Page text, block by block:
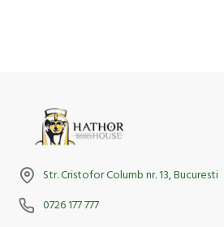
Str. Cristofor Columb nr. 13, Bucuresti
0726 177 777